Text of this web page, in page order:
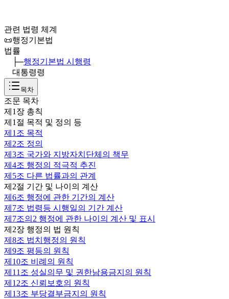
관련 법령 체계
📜행정기본법
법률
├─행정기본법 시행령
대통령령
목차
조문 목차
제1장 총칙
제1절 목적 및 정의 등
제1조 목적
제2조 정의
제3조 국가와 지방자치단체의 책무
제4조 행정의 적극적 추진
제5조 다른 법률과의 관계
제2절 기간 및 나이의 계산
제6조 행정에 관한 기간의 계산
제7조 법령등 시행일의 기간 계산
제7조의2 행정에 관한 나이의 계산 및 표시
제2장 행정의 법 원칙
제8조 법치행정의 원칙
제9조 평등의 원칙
제10조 비례의 원칙
제11조 성실의무 및 권한남용금지의 원칙
제12조 신뢰보호의 원칙
제13조 부당결부금지의 원칙